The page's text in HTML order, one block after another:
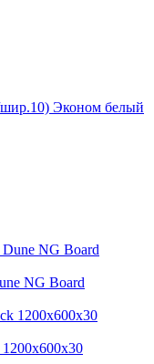
шир.10) Эконом белый
NG Board